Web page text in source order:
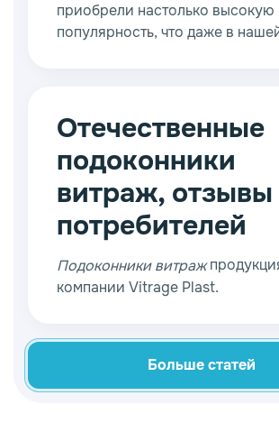
приобрели настолько высокую
популярность, что даже в
стоимость вместе с приличным
качеством. Такое окно
стало универсальным решением,
подходящим как для реалий
и для установки в загородном
Отечественные
подоконники
витраж, отзывы
потребителей
Подоконники витраж
компании Vitrage Plast.
Больше статей